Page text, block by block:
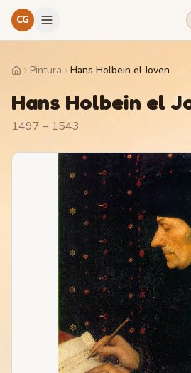
CG
HomePintura Hans Holbein el Joven
Hans Holbein el
1497 – 1543